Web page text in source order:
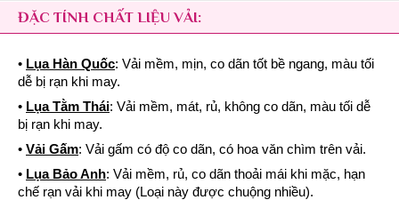
ĐẶC TÍNH CHẤT LIỆU VẢI:
• Lụa Hàn Quốc: Vải mềm, mịn, co dãn tốt bề ngang, màu tối
dễ bị rạn khi may.
• Lụa Tằm Thái: Vải mềm, mát, rủ, không co dãn, màu tối dễ
bị rạn khi may.
• Vải Gấm: Vải gấm có độ co dãn, có hoa văn chìm trên vải.
• Lụa Bảo Anh: Vải mềm, rủ, co dãn thoải mái khi mặc, hạn
chế rạn vải khi may (Loại này được chuộng nhiều).